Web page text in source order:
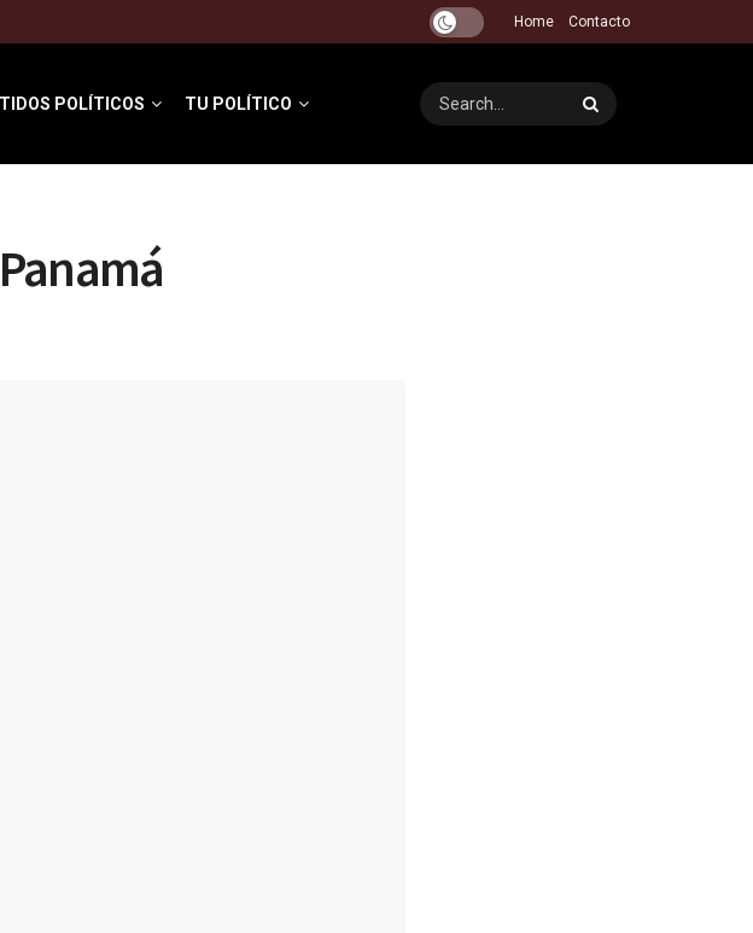
Home Contacto
POLÍTICOS TU POLÍTICO